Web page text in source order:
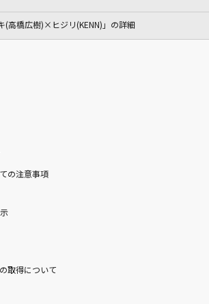
とつの土曜日
(高橋広樹)×ヒジリ(KENN)」の詳細
の注意事項
取得について